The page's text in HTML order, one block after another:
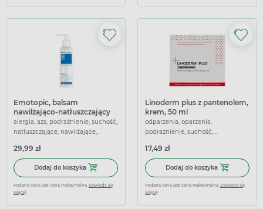
Emotopic, balsam
nawilżająco-natłuszczający
do codziennego stosowania,
190 ml
alergia, azs, podrażnienie, suchość,
natłuszczające, nawilżające,
29,99 zł
Dodaj do koszyka Dodaj do koszyka Emotopic, balsam nawilżająco-
Podana cena jest ceną maksymalną. Dowiedz się
więcej
Linoderm plus z pantenolem,
krem, 50 ml
odparzenia, oparzenia,
podrażnienie, suchość,
ochronne, łagodzące
17,49 zł
Dodaj do koszyka Dodaj do
Podana cena jest ceną maksymalną. Dowiedz się
więcej